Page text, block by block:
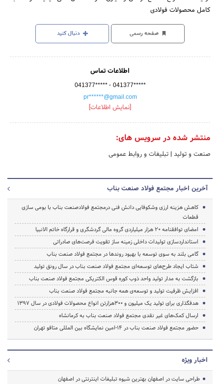
کامل محصولات فولادی
صفحه رسمی دنبال کنید
اطلاعات تماس
041377***** - 041377*****
pr******@gmail.com
[نمایش اطلاعات]
منتشر شده در سرویس های:
صنعت و تولید | تبلیغات و روابط عمومی
آخرین اخبار مجتمع فولاد صنعت بناب
کاهش هزینه ارزی وشکوفایی دانش فنی درمجتمع فولادصنعت بناب با بومی سازی
قطعات
امضای توافقنامه ۲۰ هزار میلیاردی گروه مالی گردشگری و قرارگاه خاتم الانبیا
استانداردسازی تولیدات داخلی زمینه ساز تقویت فرصت‌های صادراتی
گامی بلند به سوی توسعه با بهبود روندها در مجتمع فولاد صنعت بناب
شتاب ایجاد طرح‌های توسعه‌ای مجتمع فولاد صنعت بناب در سال رونق تولید
بازگشت به مدار تولید واحد ذوب کوره قوس‌ الکتریکی مجتمع فولاد صنعت بناب
افزایش ظرفیت تولید و توسعه‌ی همه جانبه مجتمع فولاد صنعت بناب
هدفگذاری برای تولید یک میلیون و 300هزارتن انواع محصولات فولادی در سال 1397
ارسال کمک‌های غیر نقدی مجتمع فولاد صنعت بناب به کرمانشاه
حضور مجتمع فولاد صنعت بناب در ۱۴-امین نمایشگاه بین المللی متافو تهران
اخبار ویژه
طراحی سایت در اصفهان بهترین شیوه تبلیغات اینترنتی در اصفهان